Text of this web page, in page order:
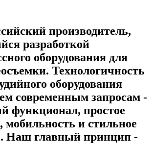
производитель,
разработкой
оборудования для
Технологичность
оборудования
современным запросам -
функционал, простое
мобильность и стильное
Наш главный принцип -